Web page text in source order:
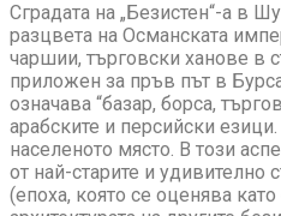
Сградата на „Безистен“-а в
разцвета на Османската
чаршии, търговски ханове в
приложен за пръв път в
означава “базар, борса,
арабските и персийски
населеното място. В този
от най-старите и
(епоха, която се оценява